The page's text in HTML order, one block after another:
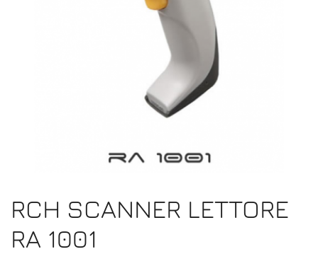
RCH SCANNER LETTORE
RA 1001